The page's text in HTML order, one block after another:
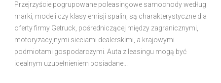
Przejrzyście pogrupowane poleasingowe samochody według
marki, modeli czy klasy emisji spalin, są charakterystyczne dla
oferty firmy Getruck, pośredniczącej między zagranicznymi,
motoryzacyjnymi sieciami dealerskimi, a krajowymi
podmiotami gospodarczymi. Auta z leasingu mogą być
idealnym uzupełnieniem posiadane...